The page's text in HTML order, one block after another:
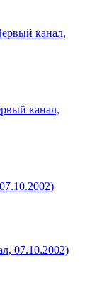
канал,
канал,
07.10.2002)